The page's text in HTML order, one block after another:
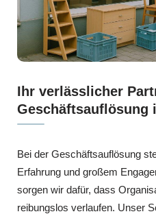
Ihr verlässlicher
Geschäftsauflösung
Bei der Geschäftsauflösung
Erfahrung und großem
sorgen wir dafür, dass
reibungslos verlaufen. Unser